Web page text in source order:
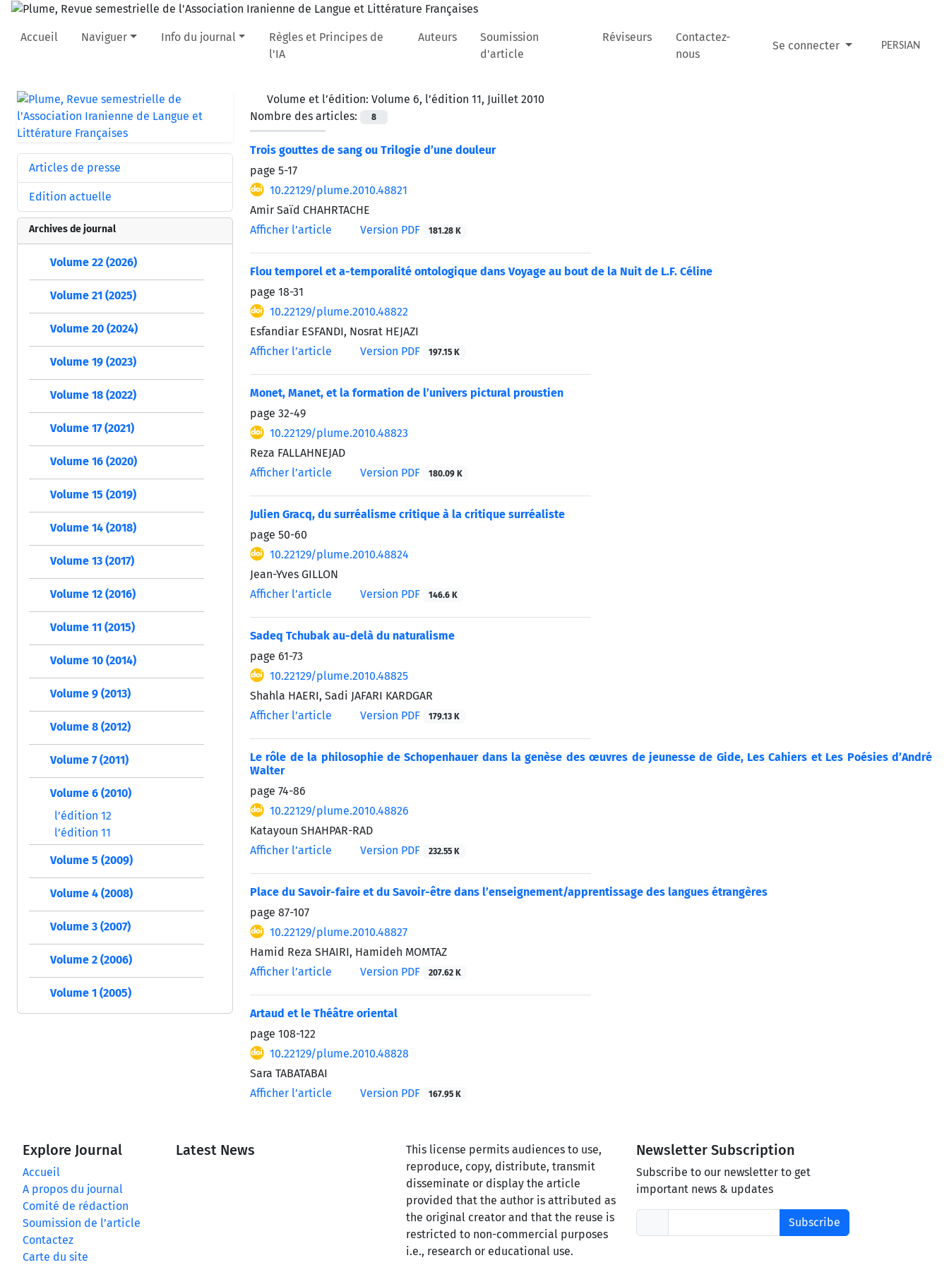
Accueil Naviguer Info du journal
Règles et Principes de
l'IA
Auteurs
Soumission
d'article
Réviseurs
Contactez-
nous
Se connecter PERSIAN
Volume et l’édition: Volume 6, l’édition 11, Juillet 2010
Nombre des articles:
8
Trois gouttes de sang ou Trilogie d’une douleur
page 5-17
10.22129/plume.2010.48821
Amir Saïd CHAHRTACHE
Afficher l’article
Version PDF 181.28 K
Flou temporel et a-temporalité ontologique dans Voyage au bout de la Nuit de L.F. Céline
page 18-31
10.22129/plume.2010.48822
Esfandiar ESFANDI, Nosrat HEJAZI
Afficher l’article
Version PDF 197.15 K
Monet, Manet, et la formation de l’univers pictural proustien
page 32-49
10.22129/plume.2010.48823
Reza FALLAHNEJAD
Afficher l’article
Version PDF 180.09 K
Julien Gracq, du surréalisme critique à la critique surréaliste
page 50-60
10.22129/plume.2010.48824
Jean-Yves GILLON
Afficher l’article
Version PDF 146.6 K
Sadeq Tchubak au-delà du naturalisme
page 61-73
10.22129/plume.2010.48825
Shahla HAERI, Sadi JAFARI KARDGAR
Afficher l’article
Version PDF 179.13 K
Le rôle de la philosophie de Schopenhauer dans la genèse des œuvres de jeunesse de Gide, Les Cahiers et Les Poésies d’André
Walter
page 74-86
10.22129/plume.2010.48826
Katayoun SHAHPAR-RAD
Afficher l’article
Version PDF 232.55 K
Place du Savoir-faire et du Savoir-être dans l’enseignement/apprentissage des langues étrangères
page 87-107
10.22129/plume.2010.48827
Hamid Reza SHAIRI, Hamideh MOMTAZ
Afficher l’article
Version PDF 207.62 K
Artaud et le Théâtre oriental
page 108-122
10.22129/plume.2010.48828
Sara TABATABAI
Afficher l’article
Version PDF 167.95 K
Articles de presse
Edition actuelle
Archives de journal
Volume 22 (2026)
Volume 21 (2025)
Volume 20 (2024)
Volume 19 (2023)
Volume 18 (2022)
Volume 17 (2021)
Volume 16 (2020)
Volume 15 (2019)
Volume 14 (2018)
Volume 13 (2017)
Volume 12 (2016)
Volume 11 (2015)
Volume 10 (2014)
Volume 9 (2013)
Volume 8 (2012)
Volume 7 (2011)
Volume 6 (2010)
l’édition 12
l’édition 11
Volume 5 (2009)
Volume 4 (2008)
Volume 3 (2007)
Volume 2 (2006)
Volume 1 (2005)
Explore Journal
Accueil
A propos du journal
Comité de rédaction
Soumission de l’article
Contactez
Carte du site
Latest News
This license permits audiences to use,
reproduce, copy, distribute, transmit
disseminate or display the article
provided that the author is attributed as
the original creator and that the reuse is
restricted to non-commercial purposes
i.e., research or educational use.
Newsletter Subscription
Subscribe to our newsletter to get
important news & updates
Subscribe